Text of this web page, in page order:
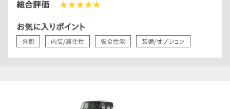
総合評価 ★★★★★
お気に入りポイント
外観 内装/居住性 安全性能 装備/オプション